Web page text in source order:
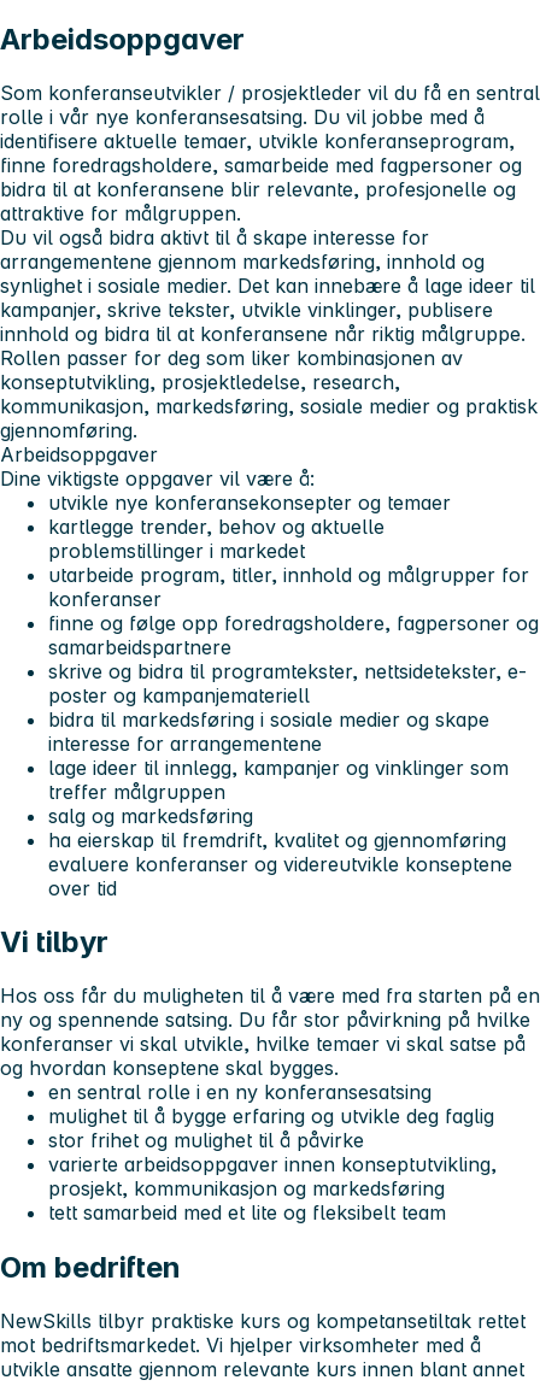
Arbeidsoppgaver
Som konferanseutvikler / prosjektleder vil du få en sentral
rolle i vår nye konferansesatsing. Du vil jobbe med å
identifisere aktuelle temaer, utvikle konferanseprogram,
finne foredragsholdere, samarbeide med fagpersoner og
bidra til at konferansene blir relevante, profesjonelle og
attraktive for målgruppen.
Du vil også bidra aktivt til å skape interesse for
arrangementene gjennom markedsføring, innhold og
synlighet i sosiale medier. Det kan innebære å lage ideer til
kampanjer, skrive tekster, utvikle vinklinger, publisere
innhold og bidra til at konferansene når riktig målgruppe.
Rollen passer for deg som liker kombinasjonen av
konseptutvikling, prosjektledelse, research,
kommunikasjon, markedsføring, sosiale medier og praktisk
gjennomføring.
Arbeidsoppgaver
Dine viktigste oppgaver vil være å:
utvikle nye konferansekonsepter og temaer
kartlegge trender, behov og aktuelle
problemstillinger i markedet
utarbeide program, titler, innhold og målgrupper for
konferanser
finne og følge opp foredragsholdere, fagpersoner og
samarbeidspartnere
skrive og bidra til programtekster, nettsidetekster, e-
poster og kampanjemateriell
bidra til markedsføring i sosiale medier og skape
interesse for arrangementene
lage ideer til innlegg, kampanjer og vinklinger som
treffer målgruppen
salg og markedsføring
ha eierskap til fremdrift, kvalitet og gjennomføring
evaluere konferanser og videreutvikle konseptene
over tid
Vi tilbyr
Hos oss får du muligheten til å være med fra starten på en
ny og spennende satsing. Du får stor påvirkning på hvilke
konferanser vi skal utvikle, hvilke temaer vi skal satse på
og hvordan konseptene skal bygges.
en sentral rolle i en ny konferansesatsing
mulighet til å bygge erfaring og utvikle deg faglig
stor frihet og mulighet til å påvirke
varierte arbeidsoppgaver innen konseptutvikling,
prosjekt, kommunikasjon og markedsføring
tett samarbeid med et lite og fleksibelt team
Om bedriften
NewSkills tilbyr praktiske kurs og kompetansetiltak rettet
mot bedriftsmarkedet. Vi hjelper virksomheter med å
utvikle ansatte gjennom relevante kurs innen blant annet